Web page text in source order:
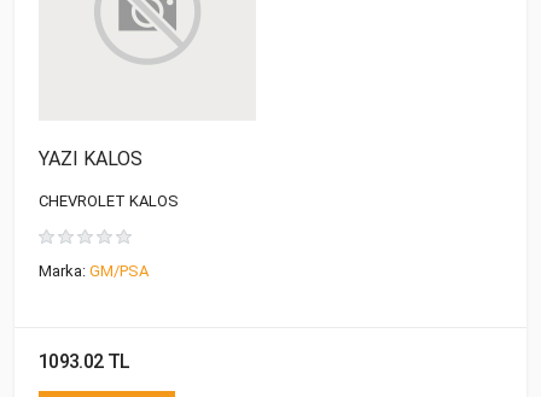
YAZI KALOS
CHEVROLET KALOS
Marka: GM/PSA
1093.02 TL